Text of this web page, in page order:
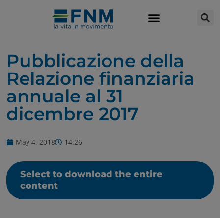
Pubblicazione della
Relazione finanziaria
annuale al 31
dicembre 2017
May 4, 2018 14:26
Select to download the entire
content